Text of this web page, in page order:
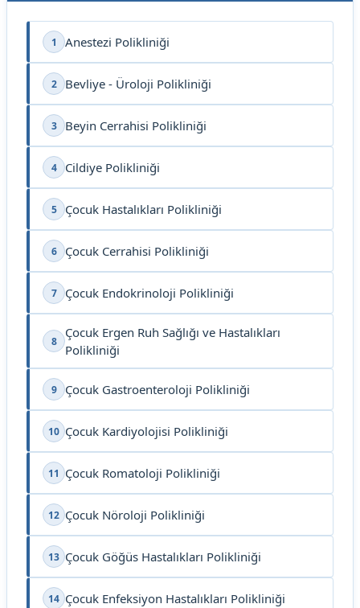
1 Anestezi Polikliniği
2 Bevliye - Üroloji Polikliniği
3 Beyin Cerrahisi Polikliniği
4 Cildiye Polikliniği
5 Çocuk Hastalıkları Polikliniği
6 Çocuk Cerrahisi Polikliniği
7 Çocuk Endokrinoloji Polikliniği
8
Çocuk Ergen Ruh Sağlığı ve Hastalıkları
Polikliniği
9 Çocuk Gastroenteroloji Polikliniği
10 Çocuk Kardiyolojisi Polikliniği
11 Çocuk Romatoloji Polikliniği
12 Çocuk Nöroloji Polikliniği
13 Çocuk Göğüs Hastalıkları Polikliniği
14 Çocuk Enfeksiyon Hastalıkları Polikliniği